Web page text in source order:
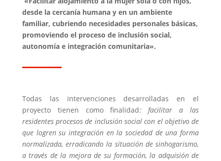
desde la cercanía humana y en un ambiente
familiar, cubriendo necesidades personales básicas,
promoviendo el proceso de inclusión social,
autonomía e integración comunitaria».
Todas las intervenciones desarrolladas en el
proyecto tienen como finalidad: facilitar a las
residentes procesos de inclusión social con el objetivo de
que logren su integración en la sociedad de una forma
normalizada, erradicando la situación de sinhogarismo,
a través de la mejora de su formación, la adquisión de